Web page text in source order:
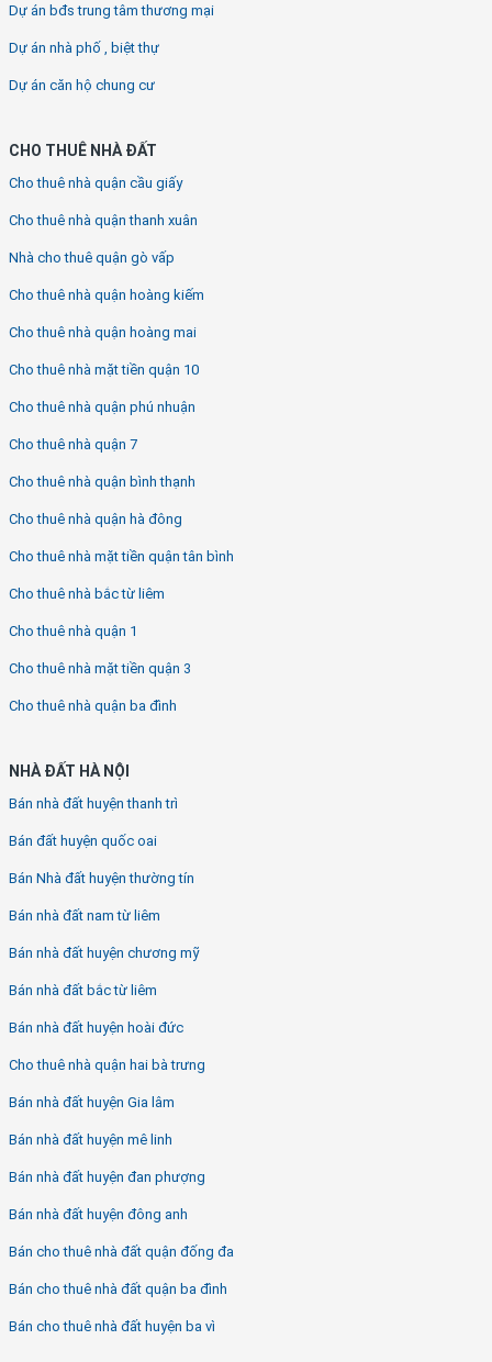
Dự án bđs trung tâm thương mại
Dự án nhà phố , biệt thự
Dự án căn hộ chung cư
CHO THUÊ NHÀ ĐẤT
Cho thuê nhà quận cầu giấy
Cho thuê nhà quận thanh xuân
Nhà cho thuê quận gò vấp
Cho thuê nhà quận hoàng kiếm
Cho thuê nhà quận hoàng mai
Cho thuê nhà mặt tiền quận 10
Cho thuê nhà quận phú nhuận
Cho thuê nhà quận 7
Cho thuê nhà quận bình thạnh
Cho thuê nhà quận hà đông
Cho thuê nhà mặt tiền quận tân bình
Cho thuê nhà bắc từ liêm
Cho thuê nhà quận 1
Cho thuê nhà mặt tiền quận 3
Cho thuê nhà quận ba đình
NHÀ ĐẤT HÀ NỘI
Bán nhà đất huyện thanh trì
Bán đất huyện quốc oai
Bán Nhà đất huyện thường tín
Bán nhà đất nam từ liêm
Bán nhà đất huyện chương mỹ
Bán nhà đất bắc từ liêm
Bán nhà đất huyện hoài đức
Cho thuê nhà quận hai bà trưng
Bán nhà đất huyện Gia lâm
Bán nhà đất huyện mê linh
Bán nhà đất huyện đan phượng
Bán nhà đất huyện đông anh
Bán cho thuê nhà đất quận đống đa
Bán cho thuê nhà đất quận ba đình
Bán cho thuê nhà đất huyện ba vì